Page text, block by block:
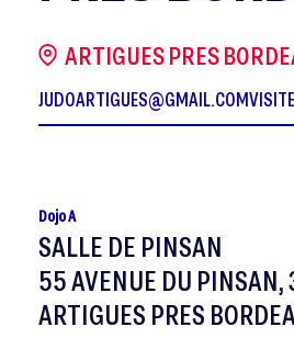
ARTIGUES PRES
JUDOARTIGUES@GMAIL.COM
Dojo A
SALLE DE PINSAN
55 AVENUE DU
ARTIGUES PRES